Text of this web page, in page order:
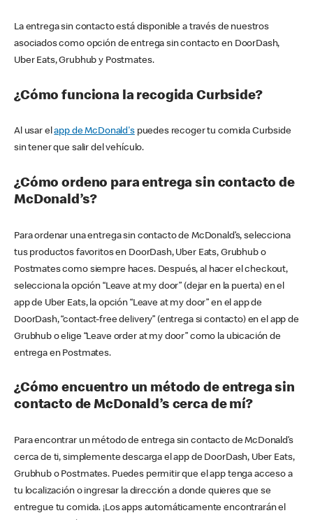
La entrega sin contacto está disponible a través de nuestros
asociados como opción de entrega sin contacto en DoorDash,
Uber Eats, Grubhub y Postmates.
¿Cómo funciona la recogida Curbside?
Al usar elapp de McDonald'spuedes recoger tu comida Curbside
sin tener que salir del vehículo.
¿Cómo ordeno para entrega sin contacto de
McDonald’s?
Para ordenar una entrega sin contacto de McDonald’s, selecciona
tus productos favoritos en DoorDash, Uber Eats, Grubhub o
Postmates como siempre haces. Después, al hacer el checkout,
selecciona la opción “Leave at my door” (dejar en la puerta) en el
app de Uber Eats, la opción “Leave at my door” en el app de
DoorDash, “contact-free delivery” (entrega si contacto) en el app de
Grubhub o elige “Leave order at my door” como la ubicación de
entrega en Postmates.
¿Cómo encuentro un método de entrega sin
contacto de McDonald’s cerca de mí?
Para encontrar un método de entrega sin contacto de McDonald’s
cerca de ti, simplemente descarga el app de DoorDash, Uber Eats,
Grubhub o Postmates. Puedes permitir que el app tenga acceso a
tu localización o ingresar la dirección a donde quieres que se
entregue tu comida. ¡Los apps automáticamente encontrarán el